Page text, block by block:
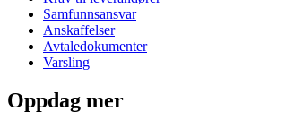
Samfunnsansvar
Anskaffelser
Avtaledokumenter
Varsling
Oppdag mer